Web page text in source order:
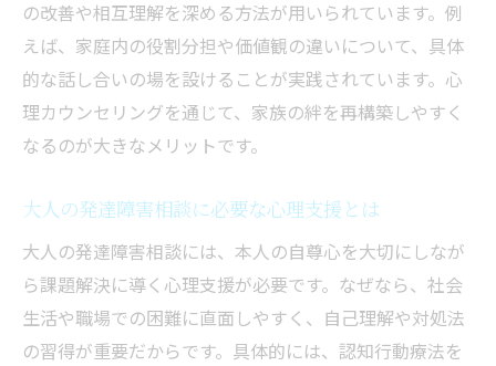
の改善や相互理解を深める方法が用いられています。例
えば、家庭内の役割分担や価値観の違いについて、具体
的な話し合いの場を設けることが実践されています。心
理カウンセリングを通じて、家族の絆を再構築しやすく
なるのが大きなメリットです。
大人の発達障害相談に必要な心理支援とは
大人の発達障害相談には、本人の自尊心を大切にしなが
ら課題解決に導く心理支援が必要です。なぜなら、社会
生活や職場での困難に直面しやすく、自己理解や対処法
の習得が重要だからです。具体的には、認知行動療法を